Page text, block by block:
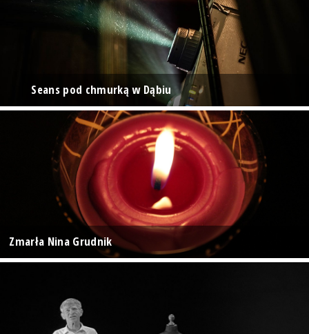
Seans pod chmurką w Dąbiu
Zmarła Nina Grudnik